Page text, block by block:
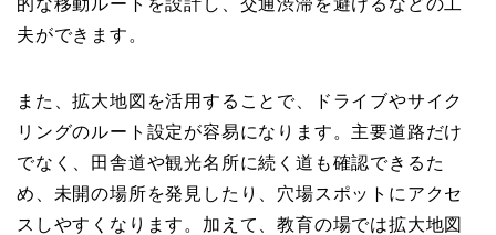
夫ができます。
また、拡大地図を活用することで、ドライブやサイク
リングのルート設定が容易になります。主要道路だけ
でなく、田舎道や観光名所に続く道も確認できるた
め、未開の場所を発見したり、穴場スポットにアクセ
スしやすくなります。加えて、教育の場では拡大地図